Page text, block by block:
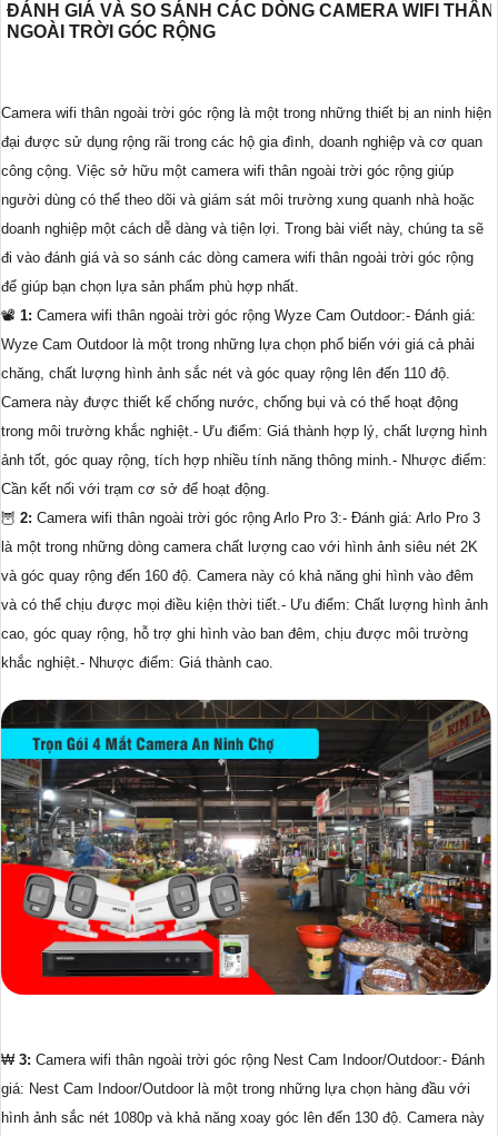
ĐÁNH GIÁ VÀ SO SÁNH CÁC DÒNG CAMERA WIFI THÂN
NGOÀI TRỜI GÓC RỘNG
Camera wifi thân ngoài trời góc rộng là một trong những thiết bị an ninh hiện
đại được sử dụng rộng rãi trong các hộ gia đình, doanh nghiệp và cơ quan
công cộng. Việc sở hữu một camera wifi thân ngoài trời góc rộng giúp
người dùng có thể theo dõi và giám sát môi trường xung quanh nhà hoặc
doanh nghiệp một cách dễ dàng và tiện lợi. Trong bài viết này, chúng ta sẽ
đi vào đánh giá và so sánh các dòng camera wifi thân ngoài trời góc rộng
để giúp bạn chọn lựa sản phẩm phù hợp nhất.
📽 1: Camera wifi thân ngoài trời góc rộng Wyze Cam Outdoor:- Đánh giá:
Wyze Cam Outdoor là một trong những lựa chọn phổ biến với giá cả phải
chăng, chất lượng hình ảnh sắc nét và góc quay rộng lên đến 110 độ.
Camera này được thiết kế chống nước, chống bụi và có thể hoạt động
trong môi trường khắc nghiệt.- Ưu điểm: Giá thành hợp lý, chất lượng hình
ảnh tốt, góc quay rộng, tích hợp nhiều tính năng thông minh.- Nhược điểm:
Cần kết nối với trạm cơ sở để hoạt động.
🦉 2: Camera wifi thân ngoài trời góc rộng Arlo Pro 3:- Đánh giá: Arlo Pro 3
là một trong những dòng camera chất lượng cao với hình ảnh siêu nét 2K
và góc quay rộng đến 160 độ. Camera này có khả năng ghi hình vào đêm
và có thể chịu được mọi điều kiện thời tiết.- Ưu điểm: Chất lượng hình ảnh
cao, góc quay rộng, hỗ trợ ghi hình vào ban đêm, chịu được môi trường
khắc nghiệt.- Nhược điểm: Giá thành cao.
₩ 3: Camera wifi thân ngoài trời góc rộng Nest Cam Indoor/Outdoor:- Đánh
giá: Nest Cam Indoor/Outdoor là một trong những lựa chọn hàng đầu với
hình ảnh sắc nét 1080p và khả năng xoay góc lên đến 130 độ. Camera này